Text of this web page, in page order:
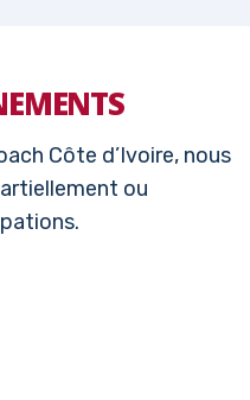
Côte d’Ivoire, nous
ou